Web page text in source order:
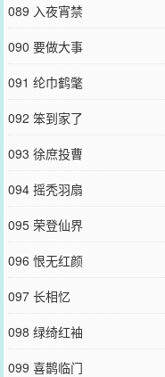
089 入夜宵禁
090 要做大事
091 纶巾鹤氅
092 笨到家了
093 徐庶投曹
094 摇秃羽扇
095 荣登仙界
096 恨无红颜
097 长相忆
098 绿绮红袖
099 喜鹊临门